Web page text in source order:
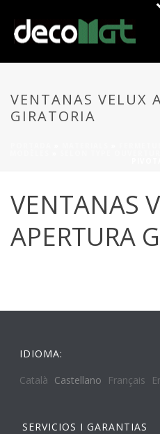
VENTANAS VELUX
GIRATORIA
VENTANAS
APERTURA
IDIOMA:
Català Castellano Français
SERVICIOS I GARANTIAS